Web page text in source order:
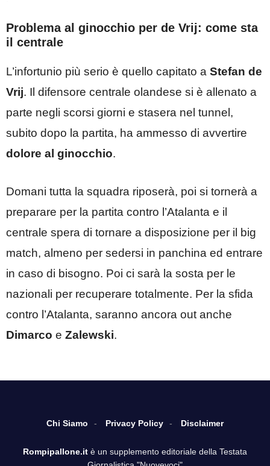
Problema al ginocchio per de Vrij: come sta
il centrale
L’infortunio più serio è quello capitato a Stefan de
Vrij. Il difensore centrale olandese si è allenato a
parte negli scorsi giorni e stasera nel tunnel,
subito dopo la partita, ha ammesso di avvertire
dolore al ginocchio.
Domani tutta la squadra riposerà, poi si tornerà a
preparare per la partita contro l’Atalanta e il
centrale spera di tornare a disposizione per il big
match, almeno per sedersi in panchina ed entrare
in caso di bisogno. Poi ci sarà la sosta per le
nazionali per recuperare totalmente. Per la sfida
contro l’Atalanta, saranno ancora out anche
Dimarco e Zalewski.
Chi Siamo Privacy Policy Disclaimer
Rompipallone.it è un supplemento editoriale della Testata